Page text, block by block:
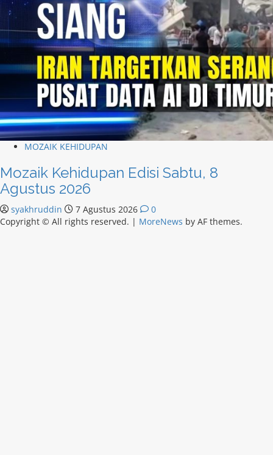
MOZAIK KEHIDUPAN
Mozaik Kehidupan Edisi Sabtu, 8
Agustus 2026
syakhruddin 7 Agustus 2026
0
Copyright © All rights reserved. | MoreNews by AF themes.